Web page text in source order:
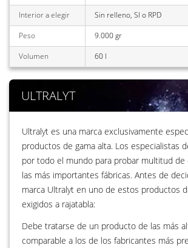
Interior a elegir
Sin relleno, SI o RPD
Peso
9.000 gr
Volumen
60 l
ULTRALYT
Ultralyt es una marca exclusivamente
productos de gama alta. Los especialistas
por todo el mundo para probar multitud de
las más importantes fábricas. Antes de
marca Ultralyt en uno de estos productos
exigidos a rajatabla:
Debe tratarse de un producto de las más
comparable a los de los fabricantes más